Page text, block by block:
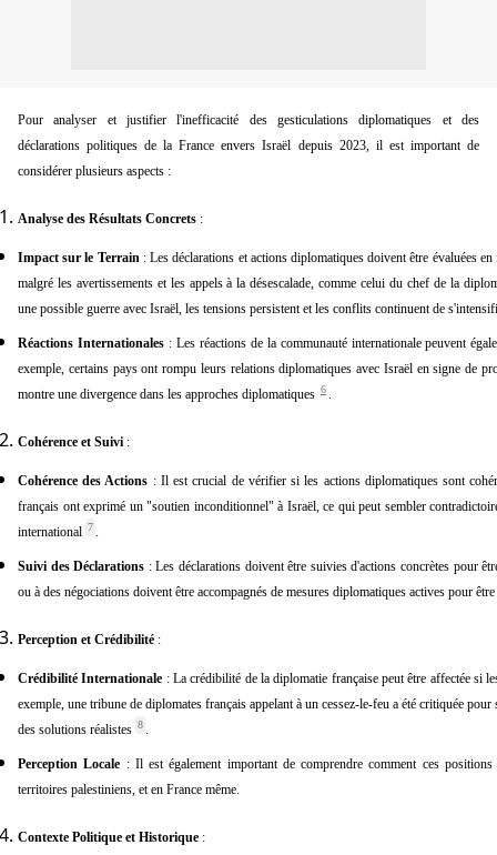
Pour analyser et justifier l'inefficacité des gesticulations diplomatiques et des
déclarations politiques de la France envers Israël depuis 2023, il est important de
considérer plusieurs aspects :
Analyse des Résultats Concrets :
Impact sur le Terrain: Les déclarations et actions diplomatiques doivent être évaluées
malgré les avertissements et les appels à la désescalade, comme celui du chef de la
une possible guerre avec Israël, les tensions persistent et les conflits continuent de
Réactions Internationales: Les réactions de la communauté internationale peuvent
exemple, certains pays ont rompu leurs relations diplomatiques avec Israël en signe de
montre une divergence dans les approches diplomatiques 6 .
Cohérence et Suivi :
Cohérence des Actions : Il est crucial de vérifier si les actions diplomatiques sont
français ont exprimé un "soutien inconditionnel" à Israël, ce qui peut sembler
international 7 .
Suivi des Déclarations : Les déclarations doivent être suivies d'actions concrètes pour
ou à des négociations doivent être accompagnés de mesures diplomatiques actives pour
Perception et Crédibilité :
Crédibilité Internationale : La crédibilité de la diplomatie française peut être affectée si
exemple, une tribune de diplomates français appelant à un cessez-le-feu a été critiquée
des solutions réalistes 8 .
Perception Locale : Il est également important de comprendre comment ces
territoires palestiniens, et en France même.
Contexte Politique et Historique :